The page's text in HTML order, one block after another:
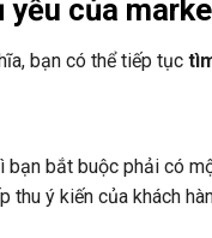
yếu của
bạn có thể tiếp tục
bạn bắt buộc phải có
thu ý kiến của khách